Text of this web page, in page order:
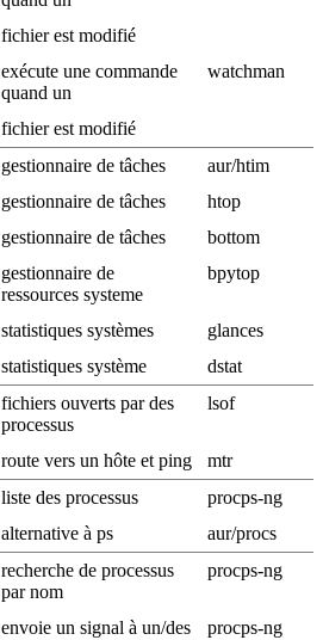
fichier est modifié
exécute une commande
quand un
watchman
fichier est modifié
gestionnaire de tâches
aur/htim
gestionnaire de tâches
htop
gestionnaire de tâches
bottom
gestionnaire de
ressources systeme
bpytop
statistiques systèmes
glances
statistiques système
dstat
fichiers ouverts par des
processus
lsof
route vers un hôte et ping
mtr
liste des processus
procps-ng
alternative à ps
aur/procs
recherche de processus
par nom
procps-ng
envoie un signal à un/des
procps-ng